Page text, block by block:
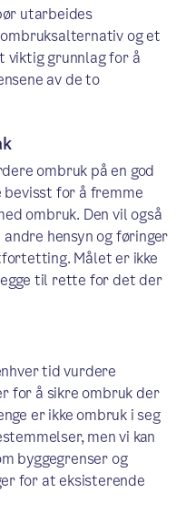
utarbeides
og et
grunnlag for å
av de to
ombruk på en god
bevisst for å fremme
ombruk. Den vil også
hensyn og føringer
Målet er ikke
til rette for det der
tid vurdere
for å sikre ombruk der
er ikke ombruk i seg
men vi kan
byggegrenser og
for at eksisterende